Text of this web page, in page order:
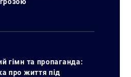
гімн та пропаганда:
про життя під